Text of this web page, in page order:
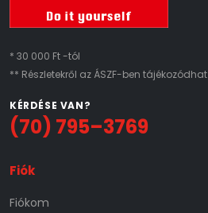
* 30 000 Ft -tól
** Részletekről az ÁSZF-ben tájékozódhat
KÉRDÉSE VAN?
(70) 795–3769
Fiók
Fiókom